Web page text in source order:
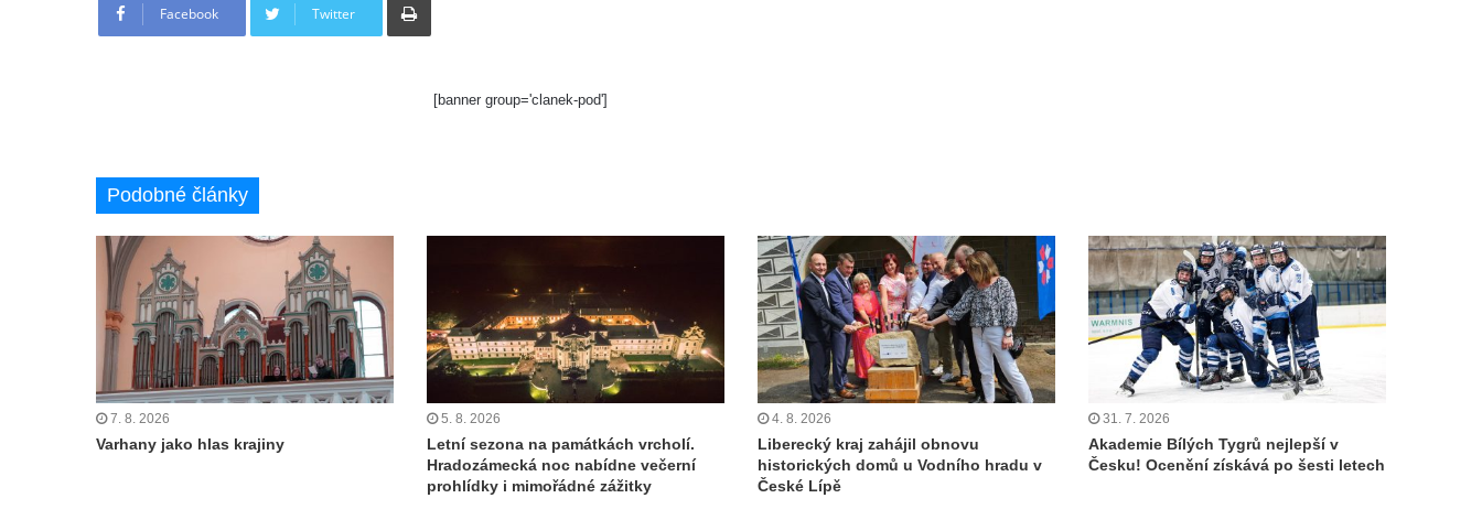
Facebook Twitter
[banner group='clanek-pod']
Podobné články
7. 8. 2026
Varhany jako hlas krajiny
5. 8. 2026
Letní sezona na památkách vrcholí.
Hradozámecká noc nabídne večerní
prohlídky i mimořádné zážitky
4. 8. 2026
Liberecký kraj zahájil obnovu
historických domů u Vodního hradu v
České Lípě
31. 7. 2026
Akademie Bílých Tygrů nejlepší v
Česku! Ocenění získává po šesti letech